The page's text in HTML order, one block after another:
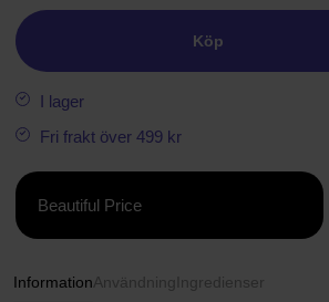
Köp
I lager
Fri frakt över 499 kr
Beautiful Price
InformationAnvändning Ingredienser